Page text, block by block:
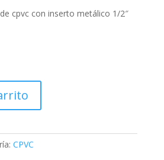
cpvc con inserto metálico 1/2″
CPVC